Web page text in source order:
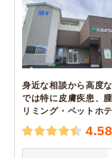
身近な相談から高度
では特に皮膚疾患、
リミング・ペットホ
4.58